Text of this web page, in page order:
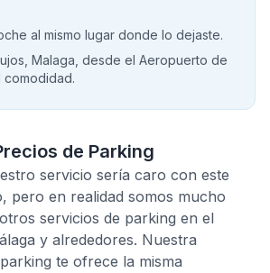
al mismo lugar donde lo dejaste.
Malaga, desde el Aeropuerto de
comodidad.
de Parking
servicio sería caro con este
pero en realidad somos mucho
servicios de parking en el
y alrededores. Nuestra
te ofrece la misma